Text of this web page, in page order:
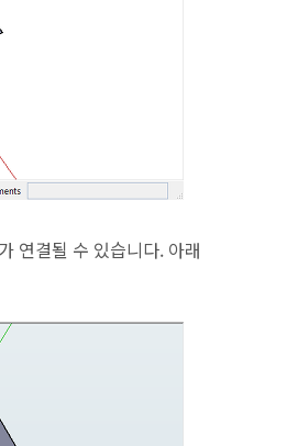
연결될 수 있습니다. 아래